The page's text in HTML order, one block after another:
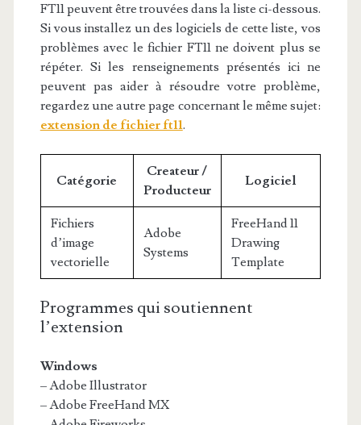
FT11 peuvent être trouvées dans la liste ci-dessous.
Si vous installez un des logiciels de cette liste, vos
problèmes avec le fichier FT11 ne doivent plus se
répéter. Si les renseignements présentés ici ne
peuvent pas aider à résoudre votre problème,
regardez une autre page concernant le même sujet:
extension de fichier ft11.
Catégorie
Createur /
Producteur
Logiciel
Fichiers
d’image
vectorielle
Adobe
Systems
FreeHand 11
Drawing
Template
Programmes qui soutiennent
l’extension
Windows
– Adobe Illustrator
– Adobe FreeHand MX